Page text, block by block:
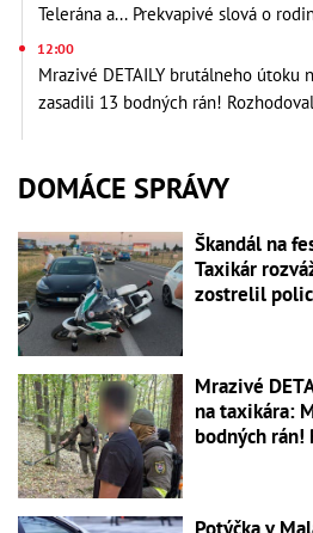
Telerána a... Prekvapivé slová o
12:00
Mrazivé DETAILY brutálneho útoku
zasadili 13 bodných rán!
DOMÁCE SPRÁVY
Škandál na
Taxikár
zostrelil
Mrazivé
na taxikára:
bodných